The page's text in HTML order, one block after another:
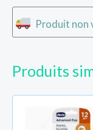
Produit non
Produits